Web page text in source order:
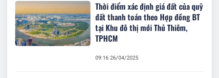
Thời điểm xác định giá đất của quỹ
đất thanh toán theo Hợp đồng BT
tại Khu đô thị mới Thủ Thiêm,
TPHCM
09:16 26/04/2025